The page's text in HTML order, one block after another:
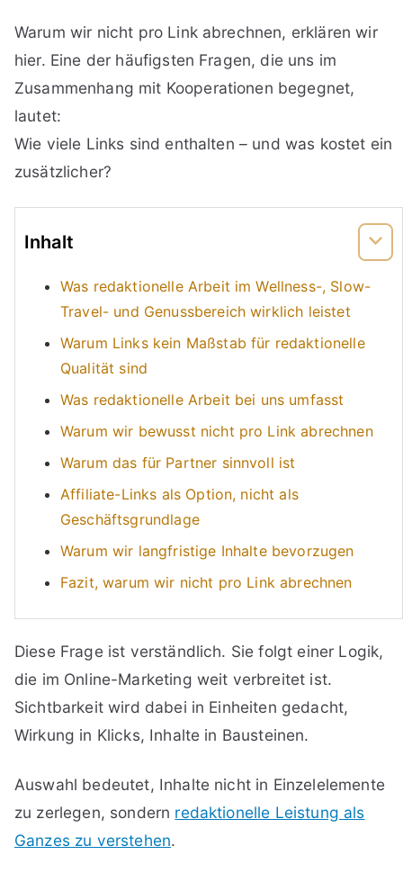
Warum wir nicht pro Link abrechnen, erklären wir
hier. Eine der häufigsten Fragen, die uns im
Zusammenhang mit Kooperationen begegnet,
lautet:
Wie viele Links sind enthalten – und was kostet ein
zusätzlicher?
Inhalt
Was redaktionelle Arbeit im Wellness-, Slow-
Travel- und Genussbereich wirklich leistet
Warum Links kein Maßstab für redaktionelle
Qualität sind
Was redaktionelle Arbeit bei uns umfasst
Warum wir bewusst nicht pro Link abrechnen
Warum das für Partner sinnvoll ist
Affiliate-Links als Option, nicht als
Geschäftsgrundlage
Warum wir langfristige Inhalte bevorzugen
Fazit, warum wir nicht pro Link abrechnen
Diese Frage ist verständlich. Sie folgt einer Logik,
die im Online-Marketing weit verbreitet ist.
Sichtbarkeit wird dabei in Einheiten gedacht,
Wirkung in Klicks, Inhalte in Bausteinen.
Auswahl bedeutet, Inhalte nicht in Einzelelemente
zu zerlegen, sondern redaktionelle Leistung als
Ganzes zu verstehen.